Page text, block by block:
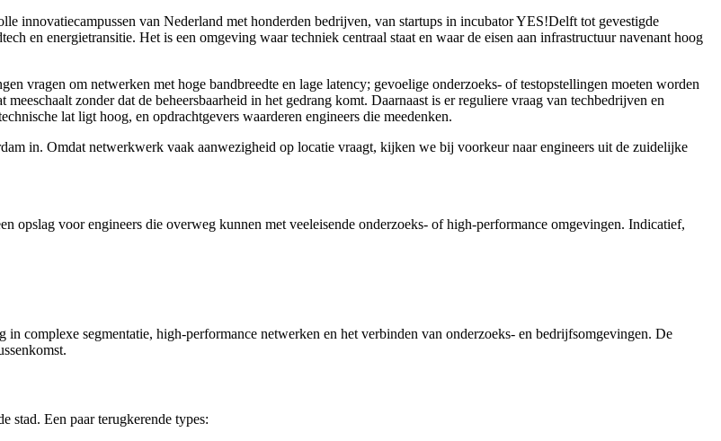
innovatiecampussen van Nederland met honderden bedrijven, van startups in incubator YES!Delft tot gevestigde
en energietransitie. Het is een omgeving waar techniek centraal staat en waar de eisen aan infrastructuur navenant hoog
vragen om netwerken met hoge bandbreedte en lage latency; gevoelige onderzoeks- of testopstellingen moeten worden
zonder dat de beheersbaarheid in het gedrang komt. Daarnaast is er reguliere vraag van techbedrijven en
lat ligt hoog, en opdrachtgevers waarderen engineers die meedenken.
in. Omdat netwerkwerk vaak aanwezigheid op locatie vraagt, kijken we bij voorkeur naar engineers uit de zuidelijke
opslag voor engineers die overweg kunnen met veeleisende onderzoeks- of high-performance omgevingen. Indicatief,
complexe segmentatie, high-performance netwerken en het verbinden van onderzoeks- en bedrijfsomgevingen. De
stad. Een paar terugkerende types: